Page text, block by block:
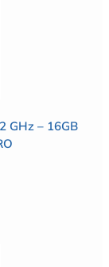
GHz – 16GB